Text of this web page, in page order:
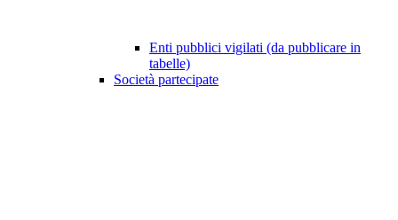
Enti pubblici vigilati (da pubblicare in
tabelle)
Società partecipate